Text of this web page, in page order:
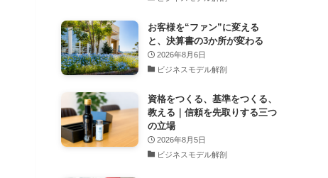
お客様を“ファン”に変える
と、決算書の3か所が変わる
2026年8月6日
ビジネスモデル解剖
資格をつくる、基準をつくる、
教える｜信頼を先取りする三つ
の立場
2026年8月5日
ビジネスモデル解剖